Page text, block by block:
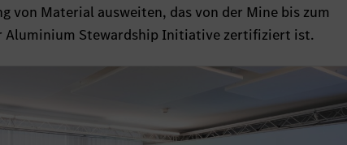
von Material ausweiten, das von der Mine bis zum
Aluminium Stewardship Initiative zertifiziert ist.